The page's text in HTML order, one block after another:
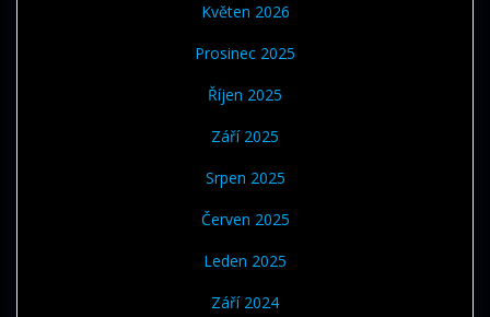
Květen 2026
Prosinec 2025
Říjen 2025
Září 2025
Srpen 2025
Červen 2025
Leden 2025
Září 2024